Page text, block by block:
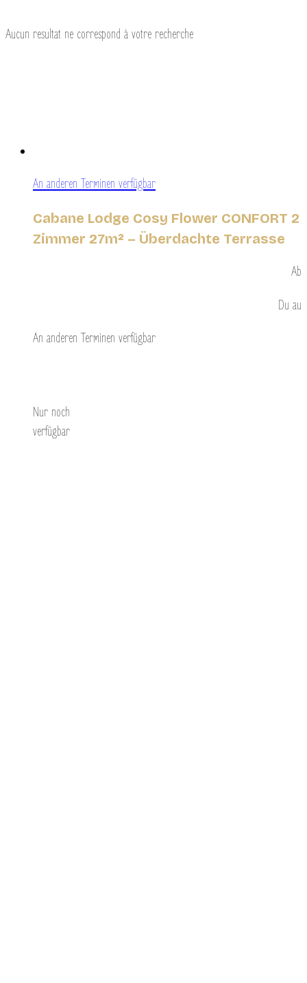
Aucun resultat ne correspond à votre recherche
An anderen Terminen verfügbar
Cabane Lodge Cosy Flower CONFORT 2
Zimmer 27m² – Überdachte Terrasse
Ab
Du au
An anderen Terminen verfügbar
Nur noch
verfügbar